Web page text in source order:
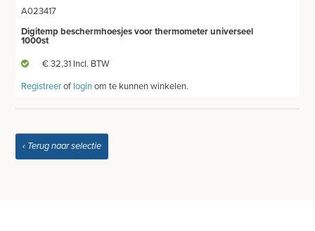
HARTSLAGMETERS
CO2 METERS
A023417
Digitemp beschermhoesjes voor thermometer universeel
1000st
€ 32,31 Incl. BTW
Registreerof loginom te kunnen winkelen.
‹ Terug naar selectie